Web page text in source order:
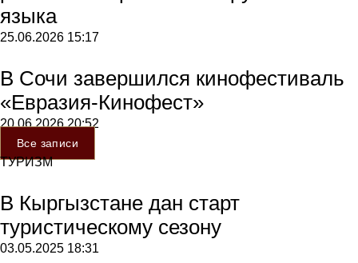
языка
25.06.2026 15:17
В Сочи завершился кинофестиваль
«Евразия-Кинофест»
20.06.202620:52
Все записи
ТУРИЗМ
В Кыргызстане дан старт
туристическому сезону
03.05.2025 18:31